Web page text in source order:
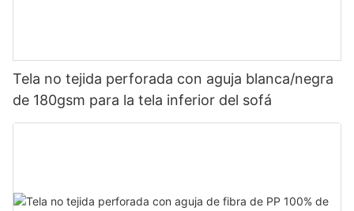
Tela no tejida perforada con aguja blanca/negra
de 180gsm para la tela inferior del sofá